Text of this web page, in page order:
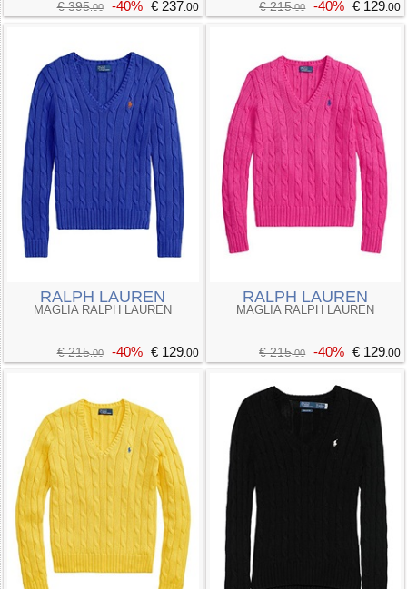
€ 395.00 -40% € 237.00 € 215.00 -40% € 129 .00
RALPH LAUREN
MAGLIA RALPH LAUREN
€ 215.00 -40% € 129.00
RALPH LAUREN
MAGLIA RALPH LAUREN
€ 215.00 -40% € 129 .00